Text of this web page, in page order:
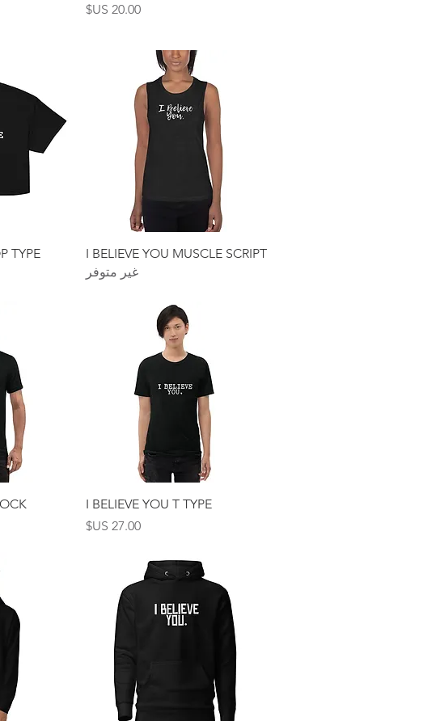
السعر‏20.00 US$
العرض السريع
I BELIEVE YOU MUSCLE SCRIPT
غير متوفر
TYPE
العرض السريع
I BELIEVE YOU T TYPE
السعر‏27.00 US$